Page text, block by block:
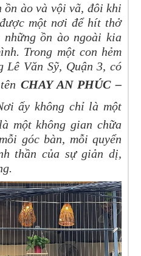
ồn ào và vội vã, đôi khi
một nơi để hít thở
ồn ào ngoài kia
Trong một con hẻm
Lê Văn Sỹ, Quận 3, có
CHAY AN PHÚC –
ấy không chỉ là một
một không gian chữa
góc bàn, mỗi quyển
thần của sự giản dị,